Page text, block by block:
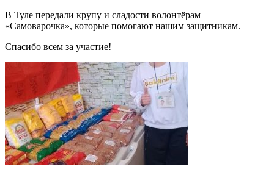
В Туле передали крупу и сладости волонтёрам
«Самоварочка», которые помогают нашим защитникам.
Спасибо всем за участие!